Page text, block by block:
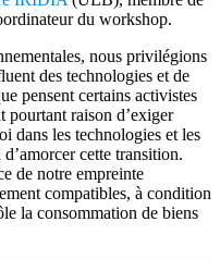
du workshop.
nous privilégions
des technologies et de
pensent certains activistes
pourtant raison d’exiger
dans les technologies et les
cette transition.
de notre empreinte
compatibles, à condition
la consommation de biens